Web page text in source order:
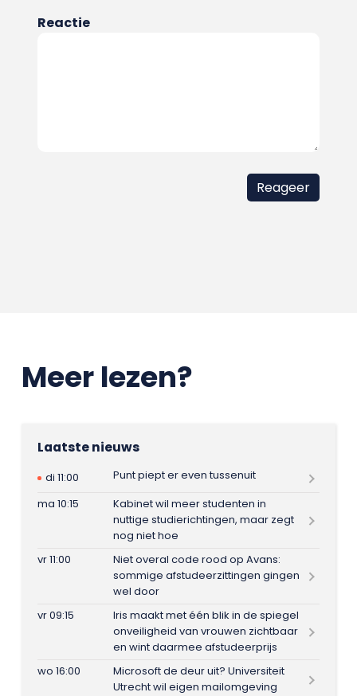
Reactie
Meer lezen?
Laatste nieuws
di 11:00
Punt piept er even tussenuit
ma 10:15
Kabinet wil meer studenten in
nuttige studierichtingen, maar zegt
nog niet hoe
vr 11:00
Niet overal code rood op Avans:
sommige afstudeerzittingen gingen
wel door
vr 09:15
Iris maakt met één blik in de spiegel
onveiligheid van vrouwen zichtbaar
en wint daarmee afstudeerprijs
wo 16:00
Microsoft de deur uit? Universiteit
Utrecht wil eigen mailomgeving